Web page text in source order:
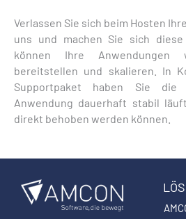
Verlassen Sie sich beim Hosten
uns und machen Sie sich
können Ihre Anwendungen
bereitstellen und skalieren. In
Supportpaket haben Sie die
Anwendung dauerhaft stabil
direkt behoben werden können.